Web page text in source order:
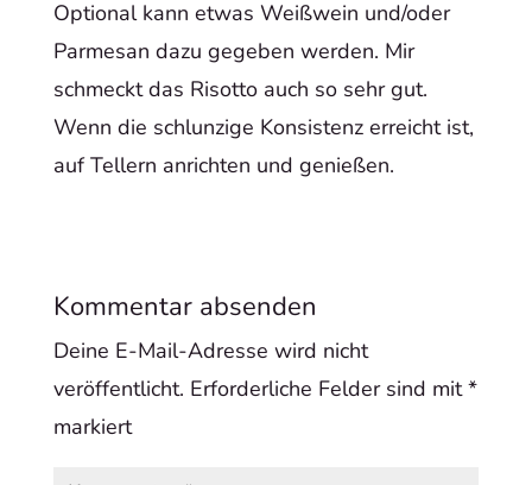
Optional kann etwas Weißwein und/oder
Parmesan dazu gegeben werden. Mir
schmeckt das Risotto auch so sehr gut.
Wenn die schlunzige Konsistenz erreicht ist,
auf Tellern anrichten und genießen.
Kommentar absenden
Deine E-Mail-Adresse wird nicht
veröffentlicht. Erforderliche Felder sind mit*
markiert